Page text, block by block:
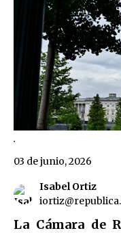
.
Isabel Ortiz
03 de junio, 2026
La Cámara de